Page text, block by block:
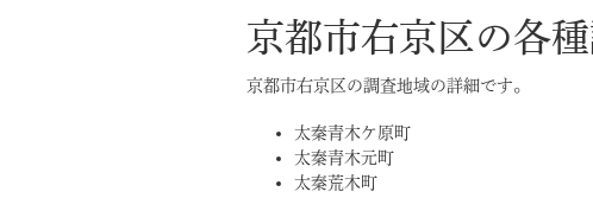
京都市右京区の各
京都市右京区の調査地域の詳細です。
太秦青木ケ原町
太秦青木元町
太秦荒木町